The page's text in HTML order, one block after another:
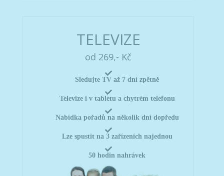
TELEVIZE
od 269,- Kč
Sledujte TV až 7 dní zpětně
Televize i v tabletu a chytrém telefonu
Nabídka pořadů na několik dní dopředu
Lze spustit na 3 zařízeních najednou
50 hodin nahrávek